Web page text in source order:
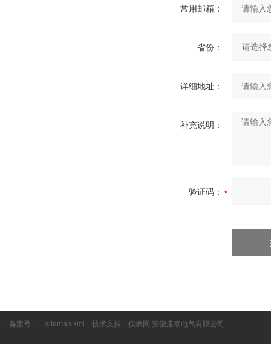
常用邮箱：
省份：
详细地址：
补充说明：
验证码：
| 备案号： sitemap.xml 技术支持： 仪表网 安徽康泰电气有限公司